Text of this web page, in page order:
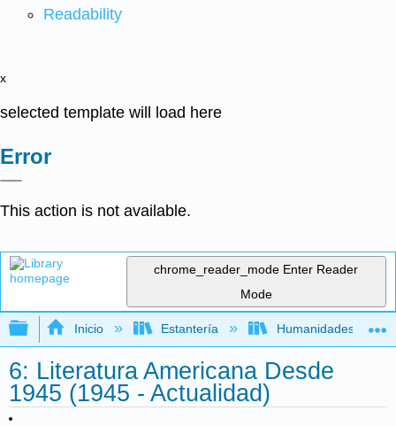
Readability
x
selected template will load here
Error
This action is not available.
chrome_reader_mode Enter Reader
Mode
Expandir/contraer jerarquía global
Inicio Estantería Humanidades
6: Literatura Americana Desde
1945 (1945 - Actualidad)